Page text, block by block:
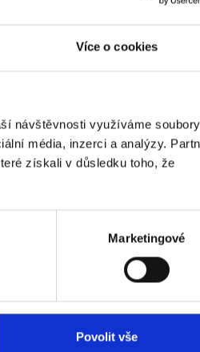
Více o cookies
návštěvnosti využíváme soubory
média, inzerci a analýzy.
získali v důsledku toho, že
Marketingové
Povolit vše
6 050 Kč